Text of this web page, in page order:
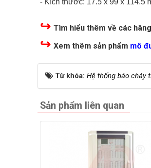
- Kích thước: 17.5 x 99 x 114.5
↪ Tìm hiểu thêm về các hãng
↪ Xem thêm sản phẩm mô
Từ khóa: Hệ thống báo cháy
Sản phẩm liên quan